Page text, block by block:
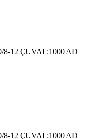
8-12 ÇUVAL:1000 AD
8-12 ÇUVAL:1000 AD